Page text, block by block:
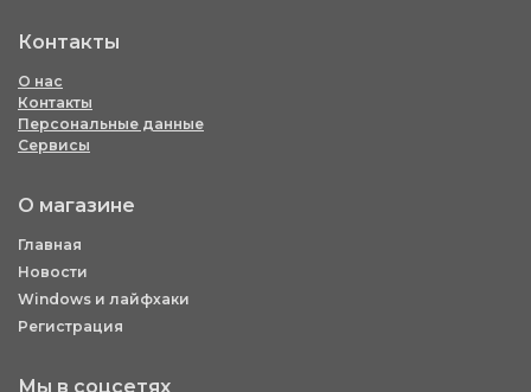
Контакты
О нас
Контакты
Персональные данные
Сервисы
О магазине
Главная
Новости
Windows и лайфхаки
Регистрация
Мы в соцсетях